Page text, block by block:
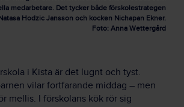
medarbetare. Det tycker både förskolestrategen
Hodzic Jansson och kocken Nichapan Ekner.
Foto: Anna Wettergård
i Kista är det lugnt och tyst.
vilar fortfarande middag – men
mellis. I förskolans kök rör sig